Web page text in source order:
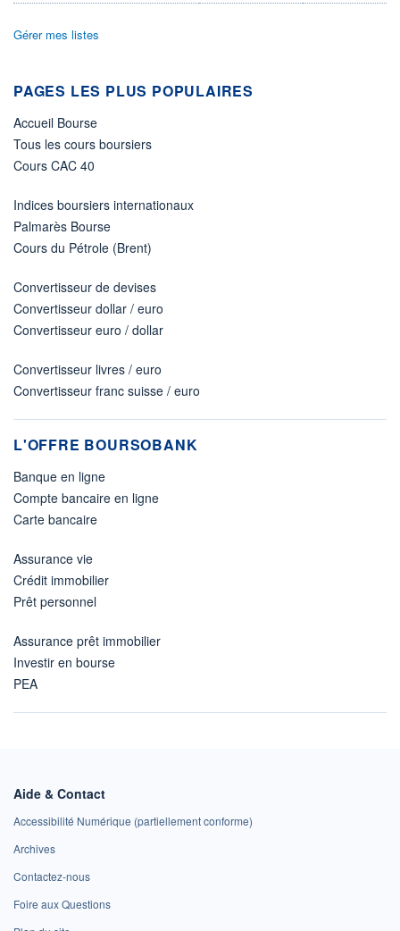
RISQUE DU FONDS (SRI)
4/7
Gérer mes listes
PAGES LES PLUS POPULAIRES
Accueil Bourse
Tous les cours boursiers
Cours CAC 40
Indices boursiers internationaux
Palmarès Bourse
Cours du Pétrole (Brent)
Convertisseur de devises
Convertisseur dollar / euro
Convertisseur euro / dollar
Convertisseur livres / euro
Convertisseur franc suisse / euro
L'OFFRE BOURSOBANK
Banque en ligne
Compte bancaire en ligne
Carte bancaire
Assurance vie
Crédit immobilier
Prêt personnel
Assurance prêt immobilier
Investir en bourse
PEA
Aide & Contact
Accessibilité Numérique (partiellement conforme)
Archives
Contactez-nous
Foire aux Questions